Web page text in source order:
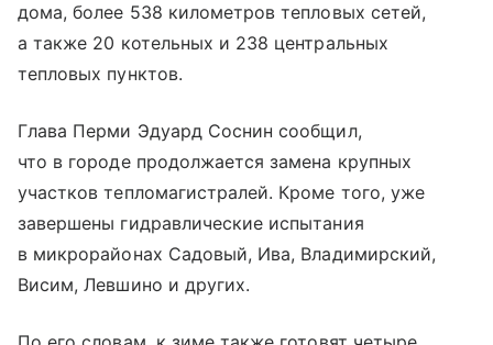
дома, более 538 километров тепловых сетей,
а также 20 котельных и 238 центральных
тепловых пунктов.
Глава Перми Эдуард Соснин сообщил,
что в городе продолжается замена крупных
участков тепломагистралей. Кроме того, уже
завершены гидравлические испытания
в микрорайонах Садовый, Ива, Владимирский,
Висим, Левшино и других.